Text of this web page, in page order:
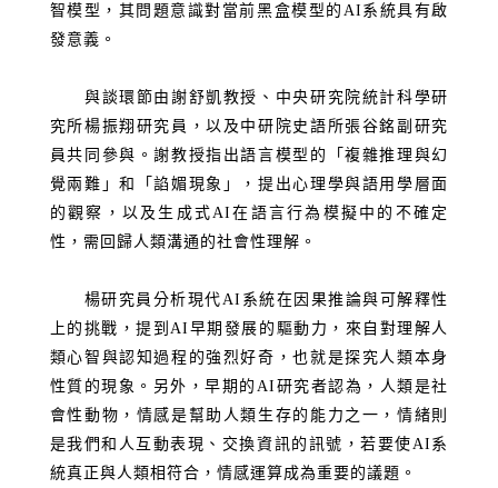
智模型，其問題意識對當前黑盒模型的 AI 系統具有啟
發意義。
與談環節由謝舒凱教授、中央研究院統計科學研
究所楊振翔研究員，以及中研院史語所張谷銘副研究
員共同參與。謝教授指出語言模型的「複雜推理與幻
覺兩難」和「諂媚現象」，提出心理學與語用學層面
的觀察，以及生成式AI 在語言行為模擬中的不確定
性，需回歸人類溝通的社會性理解。
楊研究員分析現代AI 系統在因果推論與可解釋性
上的挑戰，提到AI 早期發展的驅動力，來自對理解人
類心智與認知過程的強烈好奇，也就是探究人類本身
性質的現象。另外，早期的AI 研究者認為，人類是社
會性動物，情感是幫助人類生存的能力之一，情緒則
是我們和人互動表現、交換資訊的訊號，若要使AI 系
統真正與人類相符合，情感運算成為重要的議題。